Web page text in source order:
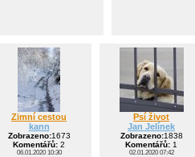
Zimní cestou
kann
Zobrazeno:1673
Komentářů: 2
06.01.2020 10:30
Psí život
Jan Jelínek
Zobrazeno:1838
Komentářů: 1
02.01.2020 07:42